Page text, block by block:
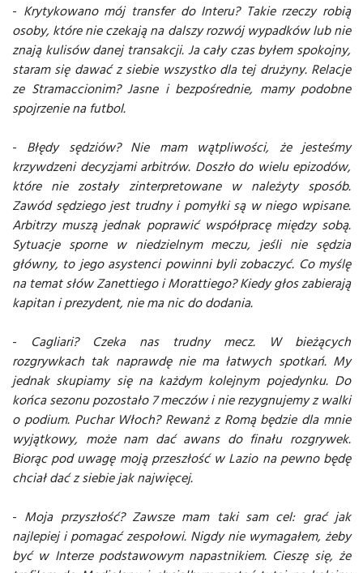
- Krytykowano mój transfer do Interu? Takie rzeczy robią
osoby, które nie czekają na dalszy rozwój wypadków lub nie
znają kulisów danej transakcji. Ja cały czas byłem spokojny,
staram się dawać z siebie wszystko dla tej drużyny. Relacje
ze Stramaccionim? Jasne i bezpośrednie, mamy podobne
spojrzenie na futbol.
- Błędy sędziów? Nie mam wątpliwości, że jesteśmy
krzywdzeni decyzjami arbitrów. Doszło do wielu epizodów,
które nie zostały zinterpretowane w należyty sposób.
Zawód sędziego jest trudny i pomyłki są w niego wpisane.
Arbitrzy muszą jednak poprawić współpracę między sobą.
Sytuacje sporne w niedzielnym meczu, jeśli nie sędzia
główny, to jego asystenci powinni byli zobaczyć. Co myślę
na temat słów Zanettiego i Morattiego? Kiedy głos zabierają
kapitan i prezydent, nie ma nic do dodania.
- Cagliari? Czeka nas trudny mecz. W bieżących
rozgrywkach tak naprawdę nie ma łatwych spotkań. My
jednak skupiamy się na każdym kolejnym pojedynku. Do
końca sezonu pozostało 7 meczów i nie rezygnujemy z walki
o podium. Puchar Włoch? Rewanż z Romą będzie dla mnie
wyjątkowy, może nam dać awans do finału rozgrywek.
Biorąc pod uwagę moją przeszłość w Lazio na pewno będę
chciał dać z siebie jak najwięcej.
- Moja przyszłość? Zawsze mam taki sam cel: grać jak
najlepiej i pomagać zespołowi. Nigdy nie wymagałem, żeby
być w Interze podstawowym napastnikiem. Cieszę się, że